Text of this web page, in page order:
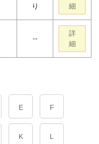
り
細
--
詳
細
E F
K L